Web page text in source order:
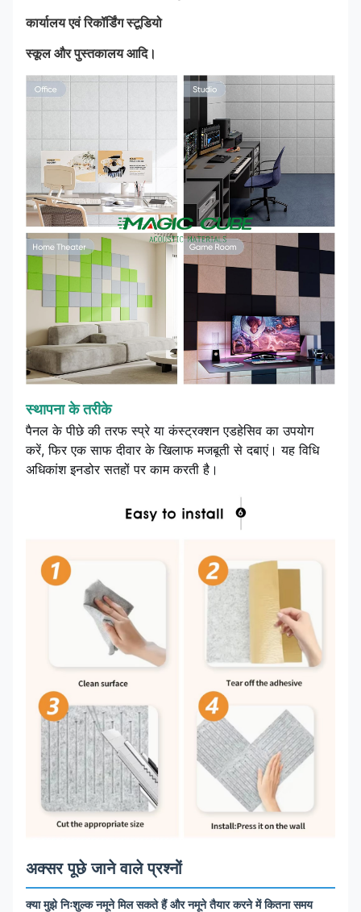
कार्यालय एवं रिकॉर्डिंग स्टूडियो
स्कूल और पुस्तकालय आदि।
स्थापना के तरीके
पैनल के पीछे की तरफ स्प्रे या कंस्ट्रक्शन एडहेसिव का उपयोग
करें, फिर एक साफ दीवार के खिलाफ मजबूती से दबाएं। यह विधि
अधिकांश इनडोर सतहों पर काम करती है।
अक्सर पूछे जाने वाले प्रश्नों
क्या मुझे निःशुल्क नमूने मिल सकते हैं और नमूने तैयार करने में कितना समय